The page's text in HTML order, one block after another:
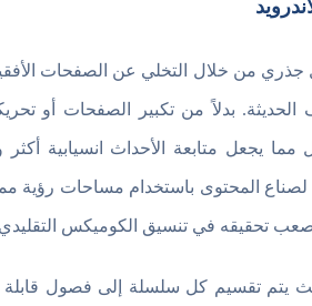
من خلال التخلي عن الصفحات الأفقية
بدلاً من تكبير الصفحات أو
يجعل متابعة الأحداث انسيابية أكثر
المحتوى باستخدام مساحات رؤية
يصعب تحقيقه في تنسيق الكوميكس
يتم تقسيم كل سلسلة إلى فصول